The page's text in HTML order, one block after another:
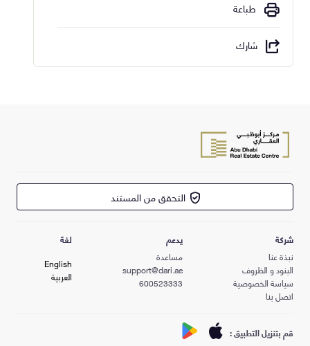
طباعة
شارك
التحقق من المستند
شركة
نبذة عنا
البنود و الظروف
سياسة الخصوصية
اتصل بنا
يدعم
مساعدة
support@dari.ae
600523333
لغة
English
العربية
قم بتنزيل التطبيق :